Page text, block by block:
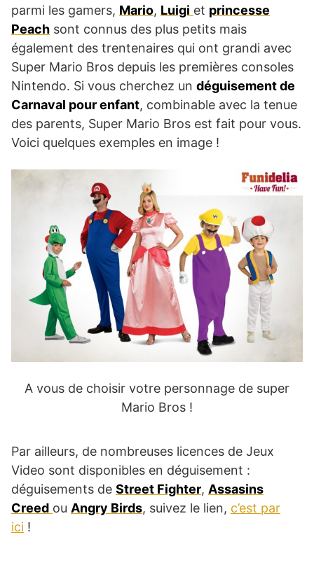
parmi les gamers, Mario, Luigi et princesse
Peach sont connus des plus petits mais
également des trentenaires qui ont grandi avec
Super Mario Bros depuis les premières consoles
Nintendo. Si vous cherchez un déguisement de
Carnaval pour enfant, combinable avec la tenue
des parents, Super Mario Bros est fait pour vous.
Voici quelques exemples en image !
A vous de choisir votre personnage de super
Mario Bros !
Par ailleurs, de nombreuses licences de Jeux
Video sont disponibles en déguisement :
déguisements de Street Fighter, Assasins
Creed ou Angry Birds, suivez le lien, c’est par
ici !